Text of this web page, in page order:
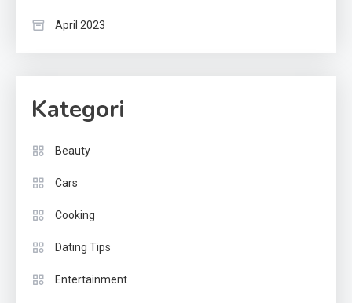
April 2023
Kategori
Beauty
Cars
Cooking
Dating Tips
Entertainment